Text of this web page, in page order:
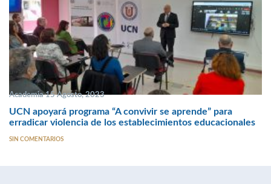
Academia 15 Agosto, 2023
UCN apoyará programa “A convivir se aprende” para
erradicar violencia de los establecimientos educacionales
SIN COMENTARIOS